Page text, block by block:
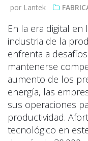
por Lantek
En la era digital
industria de la
enfrenta a
mantenerse
aumento de los
energía, las
sus operaciones
productividad.
tecnológico en